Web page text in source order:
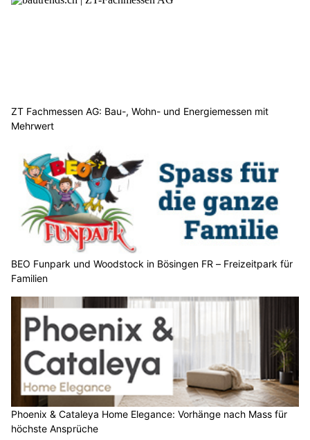
ZT Fachmessen AG: Bau-, Wohn- und Energiemessen mit
Mehrwert
BEO Funpark und Woodstock in Bösingen FR – Freizeitpark für
Familien
Phoenix & Cataleya Home Elegance: Vorhänge nach Mass für
höchste Ansprüche